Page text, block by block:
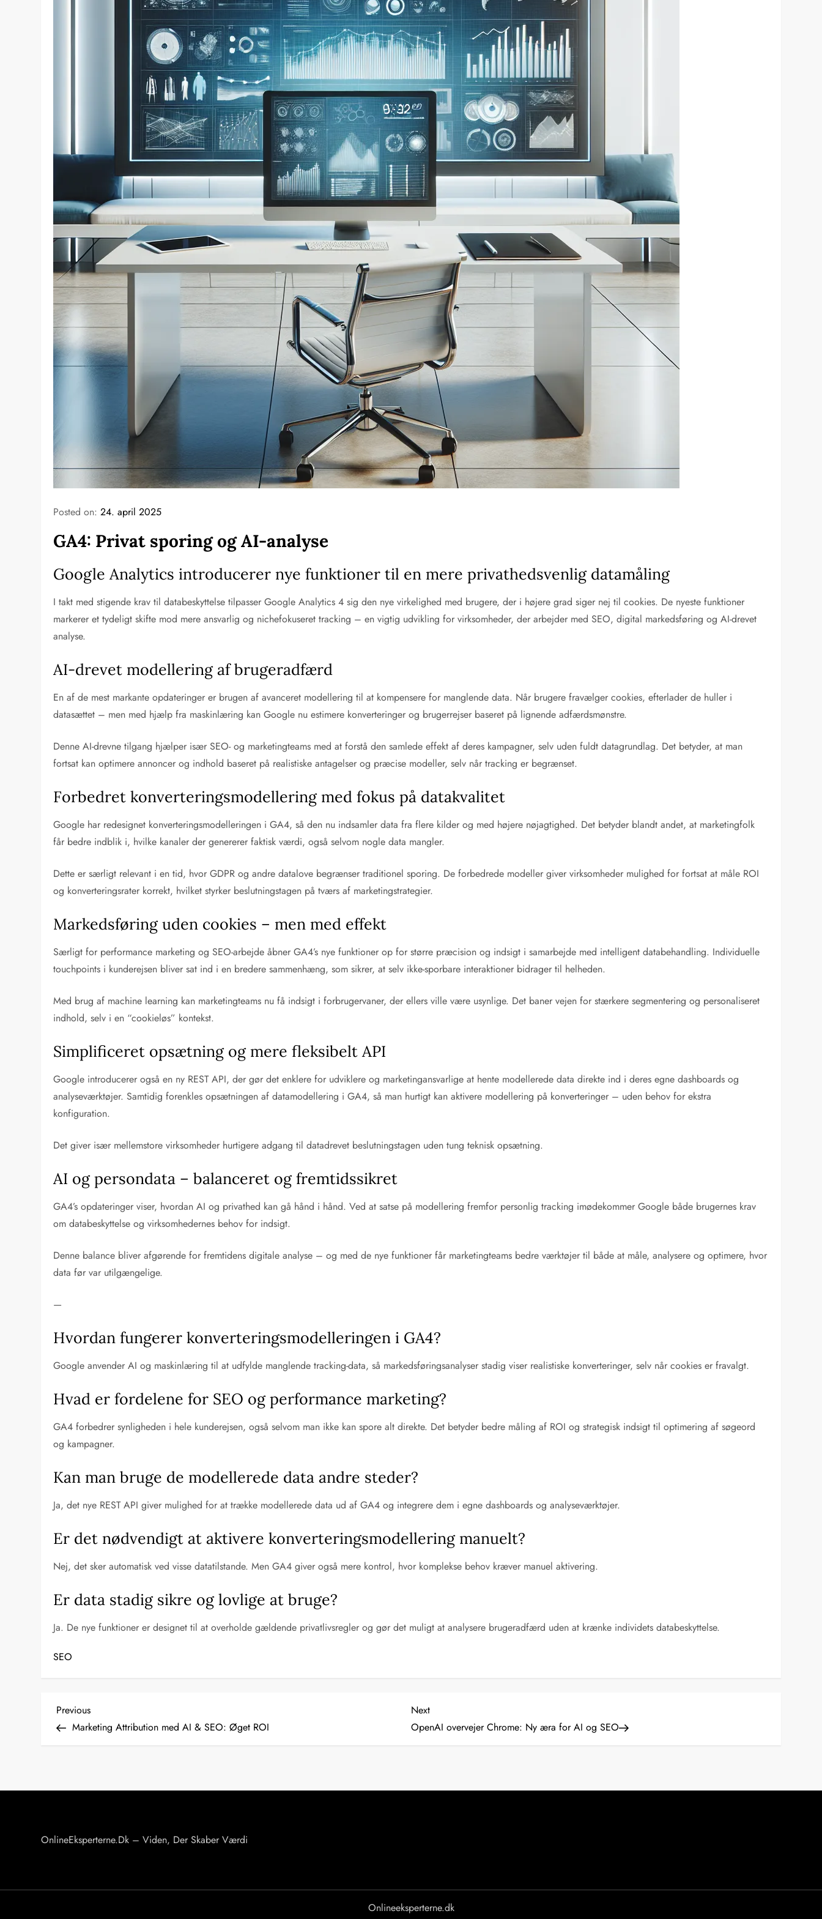
Posted on:24. april 2025
GA4: Privat sporing og AI-analyse
Google Analytics introducerer nye funktioner til en mere privathedsvenlig datamåling
I takt med stigende krav til databeskyttelse tilpasser Google Analytics 4 sig den nye virkelighed med brugere, der i højere grad siger nej til cookies. De nyeste funktioner
markerer et tydeligt skifte mod mere ansvarlig og nichefokuseret tracking – en vigtig udvikling for virksomheder, der arbejder med SEO, digital markedsføring og AI-drevet
analyse.
AI-drevet modellering af brugeradfærd
En af de mest markante opdateringer er brugen af avanceret modellering til at kompensere for manglende data. Når brugere fravælger cookies, efterlader de huller i
datasættet – men med hjælp fra maskinlæring kan Google nu estimere konverteringer og brugerrejser baseret på lignende adfærdsmønstre.
Denne AI-drevne tilgang hjælper især SEO- og marketingteams med at forstå den samlede effekt af deres kampagner, selv uden fuldt datagrundlag. Det betyder, at man
fortsat kan optimere annoncer og indhold baseret på realistiske antagelser og præcise modeller, selv når tracking er begrænset.
Forbedret konverteringsmodellering med fokus på datakvalitet
Google har redesignet konverteringsmodelleringen i GA4, så den nu indsamler data fra flere kilder og med højere nøjagtighed. Det betyder blandt andet, at marketingfolk
får bedre indblik i, hvilke kanaler der genererer faktisk værdi, også selvom nogle data mangler.
Dette er særligt relevant i en tid, hvor GDPR og andre datalove begrænser traditionel sporing. De forbedrede modeller giver virksomheder mulighed for fortsat at måle ROI
og konverteringsrater korrekt, hvilket styrker beslutningstagen på tværs af marketingstrategier.
Markedsføring uden cookies – men med effekt
Særligt for performance marketing og SEO-arbejde åbner GA4’s nye funktioner op for større præcision og indsigt i samarbejde med intelligent databehandling. Individuelle
touchpoints i kunderejsen bliver sat ind i en bredere sammenhæng, som sikrer, at selv ikke-sporbare interaktioner bidrager til helheden.
Med brug af machine learning kan marketingteams nu få indsigt i forbrugervaner, der ellers ville være usynlige. Det baner vejen for stærkere segmentering og personaliseret
indhold, selv i en “cookieløs” kontekst.
Simplificeret opsætning og mere fleksibelt API
Google introducerer også en ny REST API, der gør det enklere for udviklere og marketingansvarlige at hente modellerede data direkte ind i deres egne dashboards og
analyseværktøjer. Samtidig forenkles opsætningen af datamodellering i GA4, så man hurtigt kan aktivere modellering på konverteringer – uden behov for ekstra
konfiguration.
Det giver især mellemstore virksomheder hurtigere adgang til datadrevet beslutningstagen uden tung teknisk opsætning.
AI og persondata – balanceret og fremtidssikret
GA4’s opdateringer viser, hvordan AI og privathed kan gå hånd i hånd. Ved at satse på modellering fremfor personlig tracking imødekommer Google både brugernes krav
om databeskyttelse og virksomhedernes behov for indsigt.
Denne balance bliver afgørende for fremtidens digitale analyse – og med de nye funktioner får marketingteams bedre værktøjer til både at måle, analysere og optimere, hvor
data før var utilgængelige.
—
Hvordan fungerer konverteringsmodelleringen i GA4?
Google anvender AI og maskinlæring til at udfylde manglende tracking-data, så markedsføringsanalyser stadig viser realistiske konverteringer, selv når cookies er fravalgt.
Hvad er fordelene for SEO og performance marketing?
GA4 forbedrer synligheden i hele kunderejsen, også selvom man ikke kan spore alt direkte. Det betyder bedre måling af ROI og strategisk indsigt til optimering af søgeord
og kampagner.
Kan man bruge de modellerede data andre steder?
Ja, det nye REST API giver mulighed for at trække modellerede data ud af GA4 og integrere dem i egne dashboards og analyseværktøjer.
Er det nødvendigt at aktivere konverteringsmodellering manuelt?
Nej, det sker automatisk ved visse datatilstande. Men GA4 giver også mere kontrol, hvor komplekse behov kræver manuel aktivering.
Er data stadig sikre og lovlige at bruge?
Ja. De nye funktioner er designet til at overholde gældende privatlivsregler og gør det muligt at analysere brugeradfærd uden at krænke individets databeskyttelse.
SEO
I
n
æ
n
v
Previous
Post
Previous
Marketing Attribution med AI & SEO: Øget ROI
Next
Post
Next
OpenAI overvejer Chrome: Ny æra for AI og SEO
OnlineEksperterne.dk – Viden, Der Skaber Værdi
Onlineeksperterne.dk